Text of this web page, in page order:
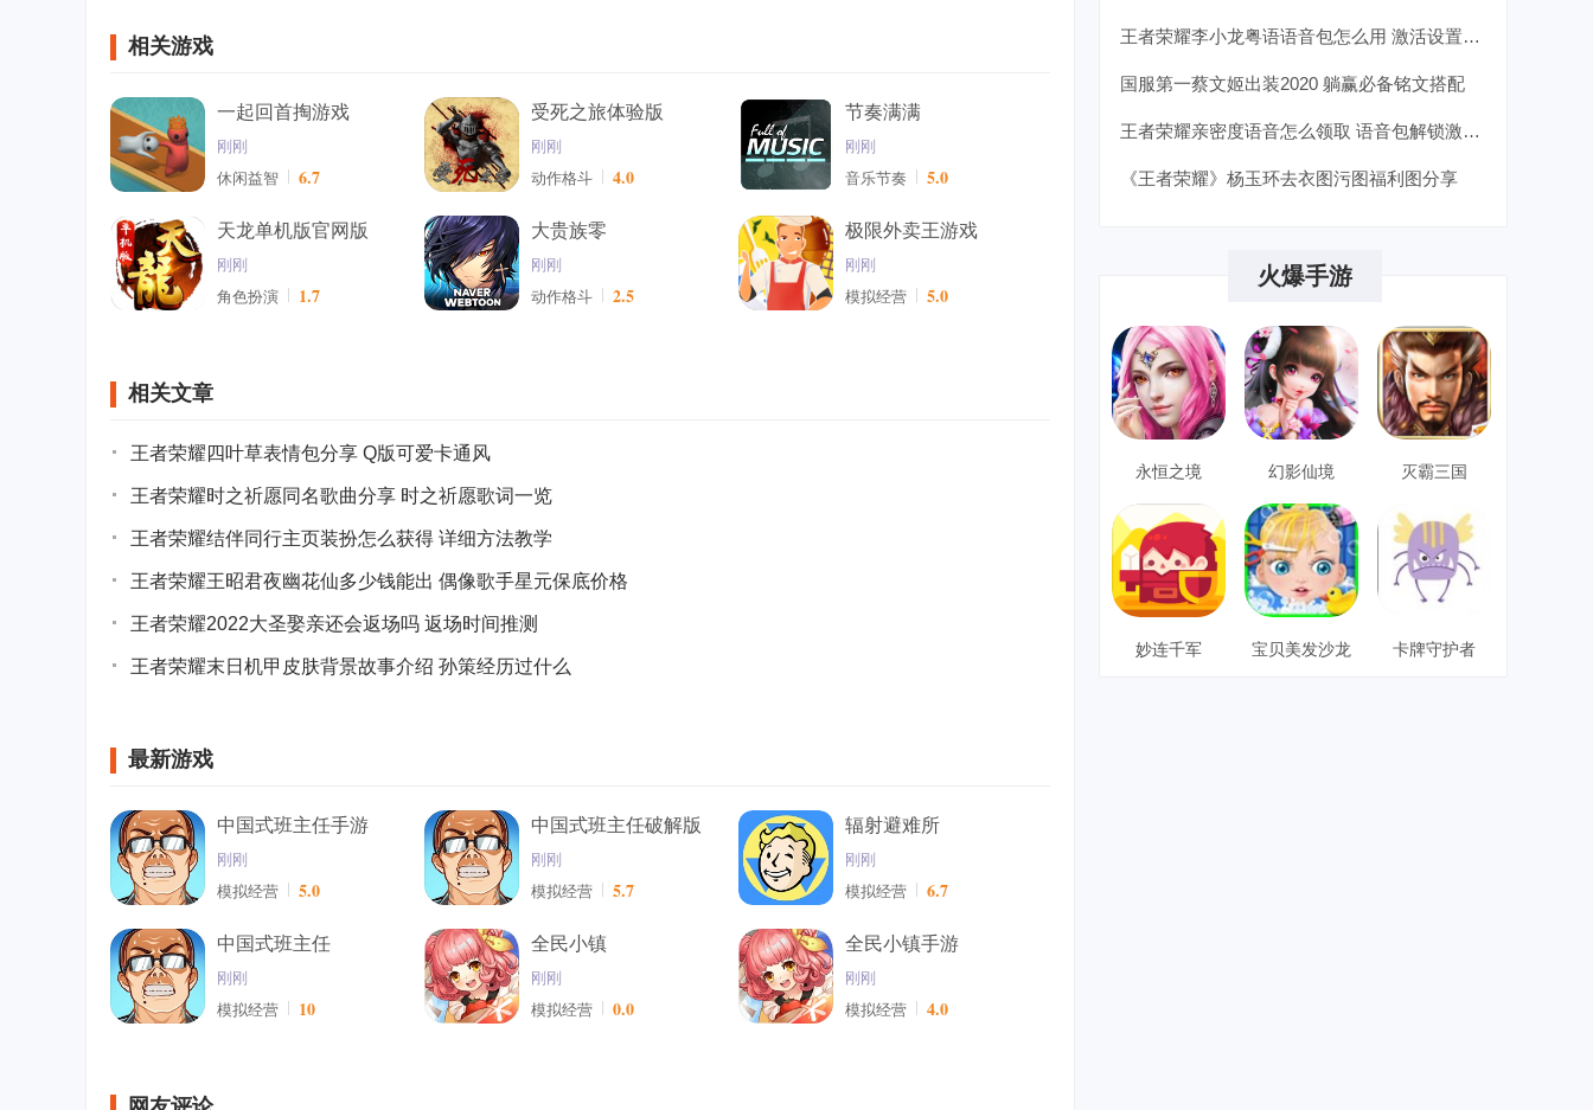
相关游戏
一起回首掏游戏
刚刚
休闲益智
6.7
受死之旅体验版
刚刚
动作格斗
4.0
节奏满满
刚刚
音乐节奏
5.0
天龙单机版官网版
刚刚
角色扮演
1.7
大贵族零
刚刚
动作格斗
2.5
极限外卖王游戏
刚刚
模拟经营
5.0
相关文章
王者荣耀四叶草表情包分享 Q版可爱卡通风
王者荣耀时之祈愿同名歌曲分享 时之祈愿歌词一览
王者荣耀结伴同行主页装扮怎么获得 详细方法教学
王者荣耀王昭君夜幽花仙多少钱能出 偶像歌手星元保底价格
王者荣耀2022大圣娶亲还会返场吗 返场时间推测
王者荣耀末日机甲皮肤背景故事介绍 孙策经历过什么
最新游戏
中国式班主任手游
刚刚
模拟经营
5.0
中国式班主任破解版
刚刚
模拟经营
5.7
辐射避难所
刚刚
模拟经营
6.7
中国式班主任
刚刚
模拟经营
10
全民小镇
刚刚
模拟经营
0.0
全民小镇手游
刚刚
模拟经营
4.0
王者荣耀李小龙粤语语音包怎么用 激活设置使用教学
国服第一蔡文姬出装2020 躺赢必备铭文搭配
王者荣耀亲密度语音怎么领取 语音包解锁激活条件汇总
《王者荣耀》杨玉环去衣图污图福利图分享
火爆手游
永恒之境 幻影仙境 灭霸三国
妙连千军 宝贝美发沙龙 卡牌守护者